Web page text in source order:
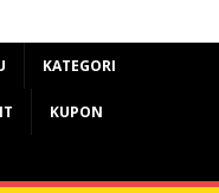
KATEGORI
KUPON